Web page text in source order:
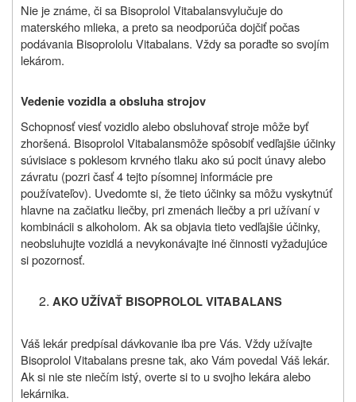
Nie je známe, či sa Bisoprolol Vitabalansvylučuje do
materského mlieka, a preto sa neodporúča dojčiť počas
podávania Bisoprololu Vitabalans. Vždy sa poraďte so svojím
lekárom.
Vedenie vozidla a obsluha strojov
Schopnosť viesť vozidlo alebo obsluhovať stroje môže byť
zhoršená. Bisoprolol Vitabalansmôže spôsobiť vedľajšie účinky
súvisiace s poklesom krvného tlaku ako sú pocit únavy alebo
závratu (pozri časť 4 tejto písomnej informácie pre
používateľov). Uvedomte si, že tieto účinky sa môžu vyskytnúť
hlavne na začiatku liečby, pri zmenách liečby a pri užívaní v
kombinácii s alkoholom. Ak sa objavia tieto vedľajšie účinky,
neobsluhujte vozidlá a nevykonávajte iné činnosti vyžadujúce
si pozornosť.
AKO UŽÍVAŤ BISOPROLOL VITABALANS
Váš lekár predpísal dávkovanie iba pre Vás. Vždy užívajte
Bisoprolol Vitabalanspresne tak, ako Vám povedal Váš lekár.
Ak si nie ste niečím istý, overte si to u svojho lekára alebo
lekárnika.